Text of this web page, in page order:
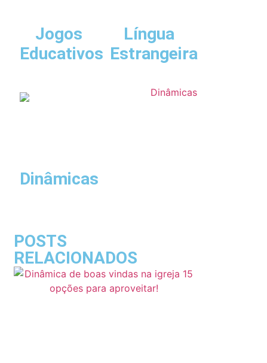
Jogos
Educativos
Língua
Estrangeira
Dinâmicas
POSTS
RELACIONADOS